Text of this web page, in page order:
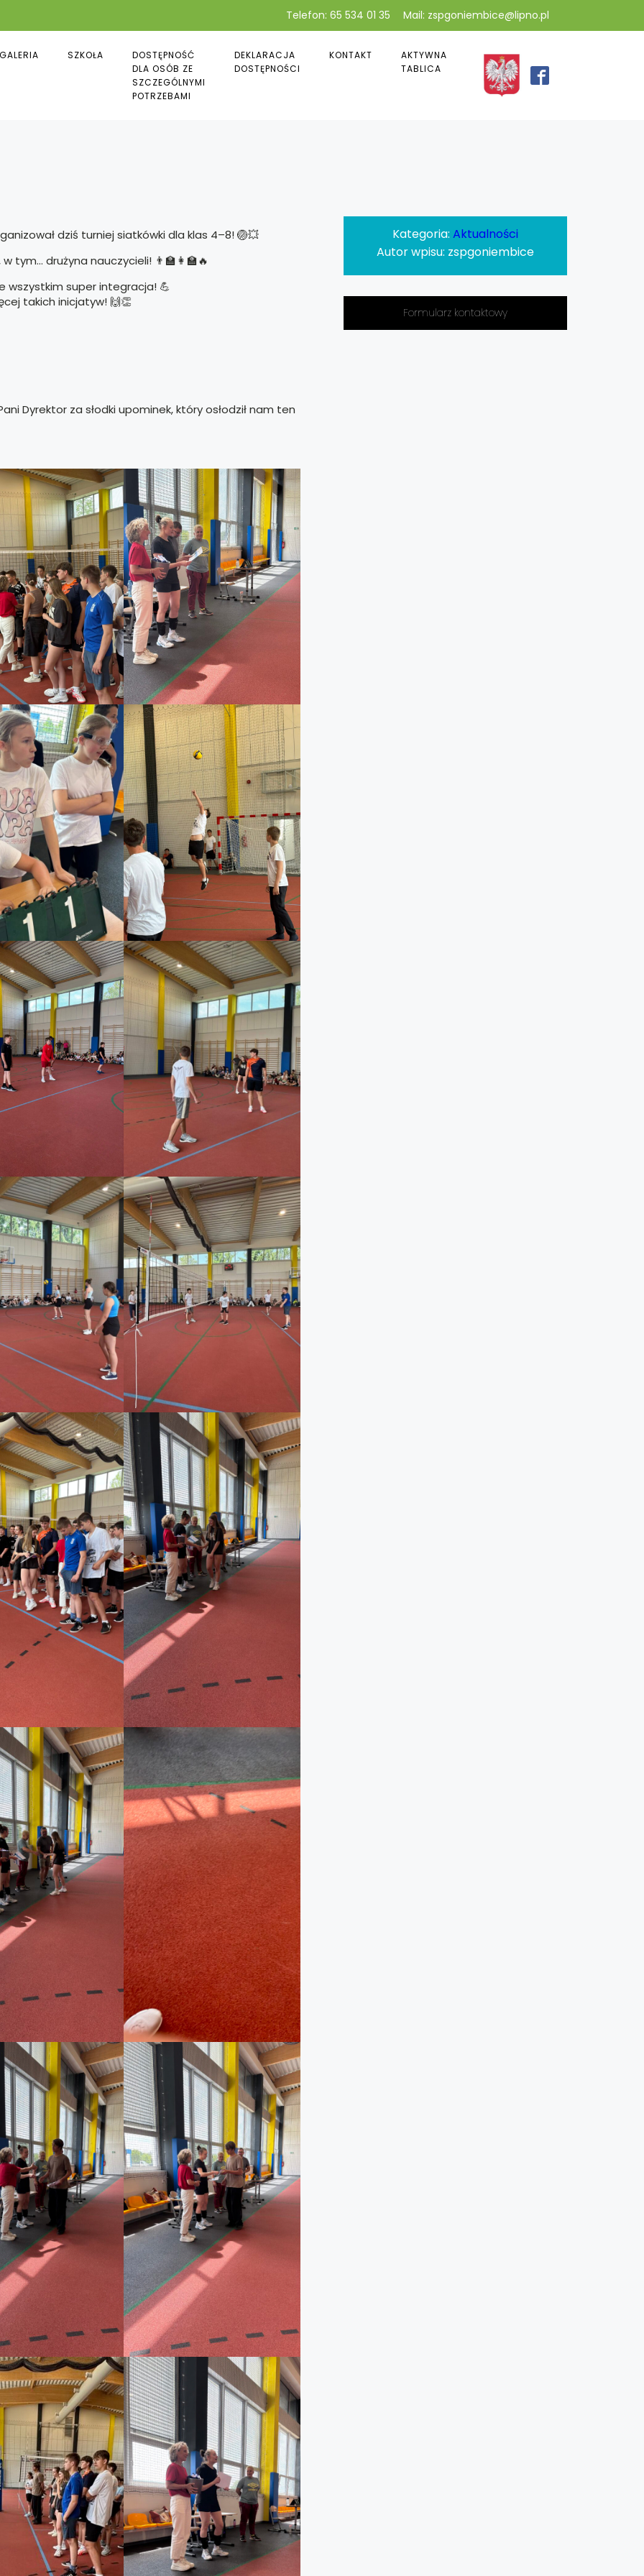
Telefon: 65 534 01 35 Mail: zspgoniembice@lipno.pl
GALERIA SZKOŁA
DOSTĘPNOŚĆ
DLA OSÓB ZE
SZCZEGÓLNYMI
POTRZEBAMI
DEKLARACJA
DOSTĘPNOŚCI
KONTAKT
AKTYWNA
TABLICA
dziś turniej siatkówki dla klas 4–8! 🏐💥
tym… drużyna nauczycieli! 👨‍🏫👩‍🏫🔥
wszystkim super integracja! 💪
takich inicjatyw! 🙌👏
Dyrektor za słodki upominek, który osłodził nam ten
Kategoria: Aktualności
Autor wpisu: zspgoniembice
Formularz kontaktowy